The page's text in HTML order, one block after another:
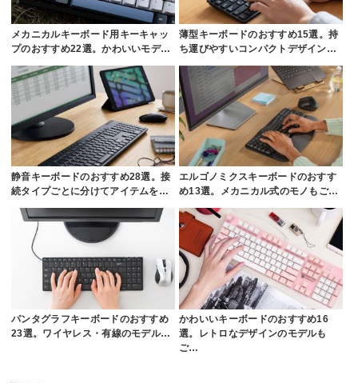
メカニカルキーボード用キーキャッ
プのおすすめ22選。かわいいモデ…
薄型キーボードのおすすめ15選。持
ち運びやすいコンパクトデザイン…
静音キーボードのおすすめ28選。接
続タイプごとに分けてアイテムを…
エルゴノミクスキーボードのおすす
め13選。メカニカル式のモノもご…
パンタグラフキーボードのおすすめ
23選。ワイヤレス・有線のモデル…
かわいいキーボードのおすすめ16
選。レトロなデザインのモデルも
ご…